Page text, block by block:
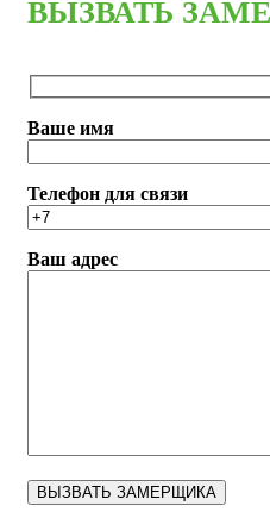
ВЫЗВАТЬ
Ваше имя
Телефон для связи
Ваш адрес